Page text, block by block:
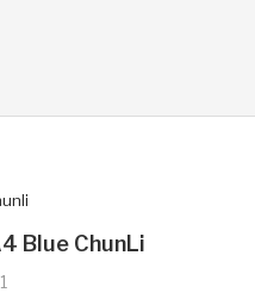
Blue ChunLi